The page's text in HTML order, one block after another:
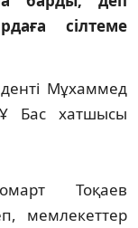
сілтеме
Мұхаммед
Бас хатшысы
Тоқаев
мемлекеттер